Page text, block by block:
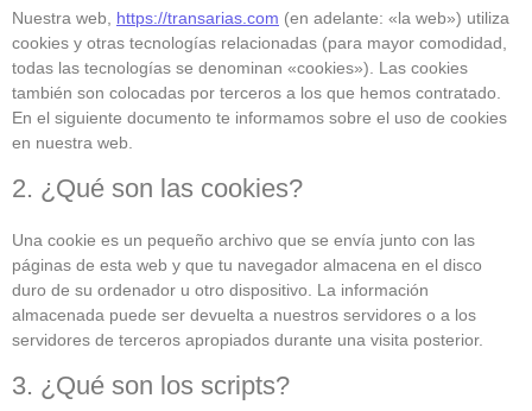
Nuestra web, https://transarias.com (en adelante: «la web») utiliza
cookies y otras tecnologías relacionadas (para mayor comodidad,
todas las tecnologías se denominan «cookies»). Las cookies
también son colocadas por terceros a los que hemos contratado.
En el siguiente documento te informamos sobre el uso de cookies
en nuestra web.
2. ¿Qué son las cookies?
Una cookie es un pequeño archivo que se envía junto con las
páginas de esta web y que tu navegador almacena en el disco
duro de su ordenador u otro dispositivo. La información
almacenada puede ser devuelta a nuestros servidores o a los
servidores de terceros apropiados durante una visita posterior.
3. ¿Qué son los scripts?